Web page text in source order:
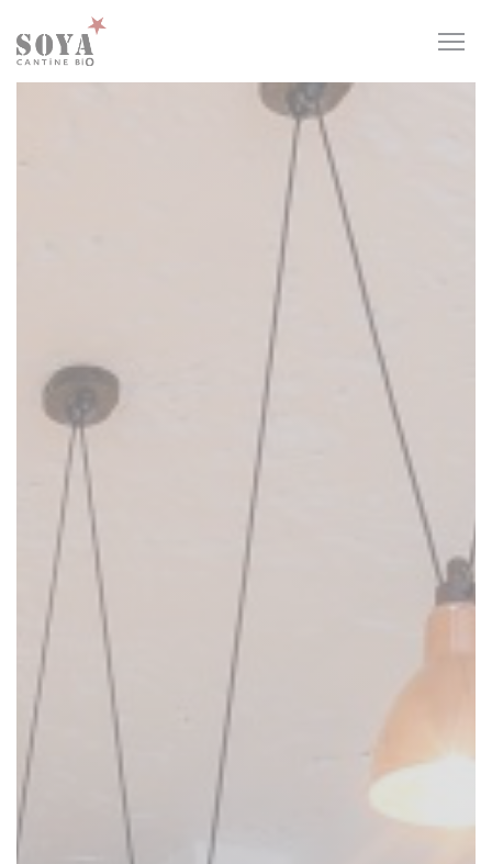
Cookie- hanteringspanel